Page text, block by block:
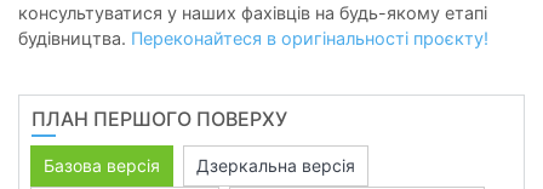
консультуватися у наших фахівців на будь-якому етапі
будівництва. Переконайтеся в оригінальності проєкту!
ПЛАН ПЕРШОГО ПОВЕРХУ
Базова версія
Дзеркальна версія